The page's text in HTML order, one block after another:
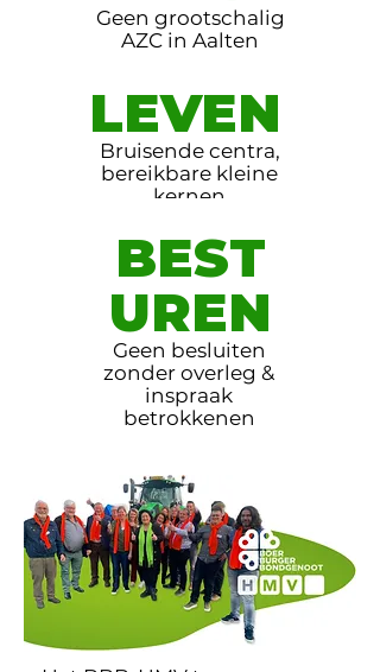
Geen grootschalig
AZC in Aalten
LEVEN
Bruisende centra,
bereikbare kleine
kernen
BEST
UREN
Geen besluiten
zonder overleg &
inspraak
betrokkenen